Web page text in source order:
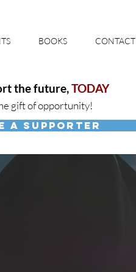
BOOKS CONTACT
the future,TODAY
gift of opportunity!
A SUPPORTER